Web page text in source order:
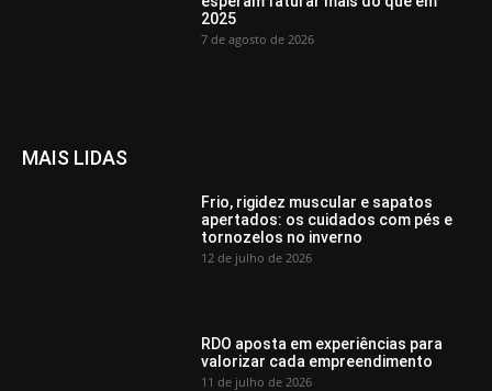
2025
7 de agosto de 2026
MAIS LIDAS
Frio, rigidez muscular e sapatos
apertados: os cuidados com pés e
tornozelos no inverno
12 de julho de 2026
RDO aposta em experiências para
valorizar cada empreendimento
11 de julho de 2026